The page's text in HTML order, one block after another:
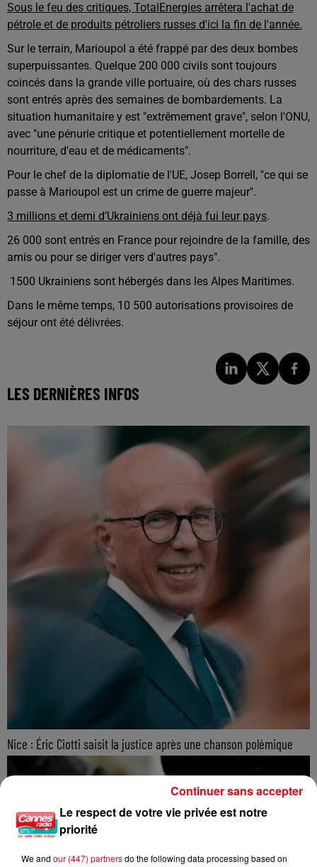
Sous le feu des critiques, TotalEnergies arrêtera l'achat de
pétrole et de produits pétroliers russes d'ici la fin de l'année.
Sur le terrain, Marioupol a été frappé par des deux bombes
superpuissantes. Quelque 200 000 civils sont toujours
coincés dans la grande ville portuaire, où des chars russes
sont entrés après des semaines de bombardements. La
situation humanitaire y est "extrêmement grave", selon l'ONU,
avec "une pénurie critique et potentiellement mortelle de
nourriture, d'eau et de médicaments".
Pour le chef de la diplomatie de l'UE, Josep Borrell, "ce qui se
passe à Marioupol est un crime de guerre majeur".
3 millions et demi d’Ukrainiens ont déjà fui leur pays.
26 000 sont entrés en France pour rejoindre de la famille, des
amis ou pour se diriger vers d'autres pays".
1500 Ukrainiens sont hébergés dans les Alpes Maritimes.
Dans le même temps, 10 500 autorisations provisoires de
séjour ont été délivrées.
LES DERNIÈRES INFOS
Nice : Éric Ciotti saisit la justice après une chanson polémique
Le respect de votre vie privée est notre
priorité
We and our (447) partnersdo the following data processing based on
Continuer sans accepter